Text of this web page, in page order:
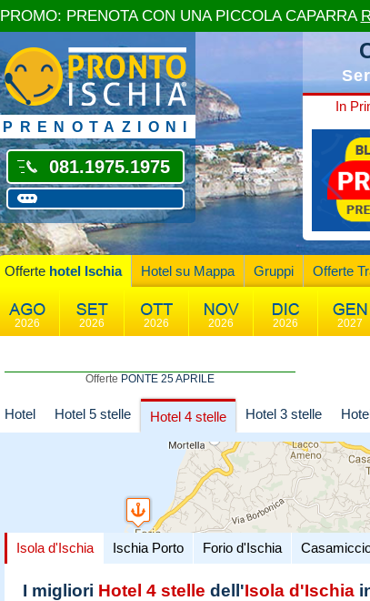
PRENOTAZIONI
081.1975.1975
In
Offerte hotel Ischia Hotel su Mappa Gruppi Offerte
2026 2026 2026 2026 2026 2027
Offerte PONTE 25 APRILE
Hotel Hotel 5 stelle Hotel 4 stelle Hotel 3 stelle
Isola d'Ischia Ischia Porto Forio d'Ischia
I migliori Hotel 4 stelle dell'Isola d'Ischia
PROMO: PRENOTA CON UNA PICCOLA CAPARRA